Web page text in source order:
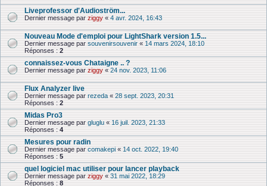
Liveprofessor d'Audioström...
Dernier message par ziggy « 4 avr. 2024, 16:43
Nouveau Mode d'emploi pour LightShark version 1.5...
Dernier message par souvenirsouvenir « 14 mars 2024, 18:10
Réponses : 2
connaissez-vous Chataigne .. ?
Dernier message par ziggy « 24 nov. 2023, 11:06
Flux Analyzer live
Dernier message par rezeda « 28 sept. 2023, 20:31
Réponses : 2
Midas Pro3
Dernier message par gluglu « 16 juil. 2023, 21:33
Réponses : 4
Mesures pour radin
Dernier message par comakepi « 14 oct. 2022, 19:40
Réponses : 5
quel logiciel mac utiliser pour lancer playback
Dernier message par ziggy « 31 mai 2022, 18:29
Réponses : 8